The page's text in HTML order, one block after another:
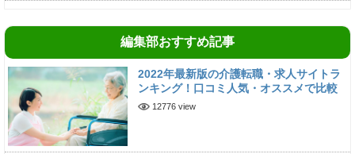
編集部おすすめ記事
2022年最新版の介護転職・求人サイトラ
ンキング！口コミ人気・オススメで比較
12776 view